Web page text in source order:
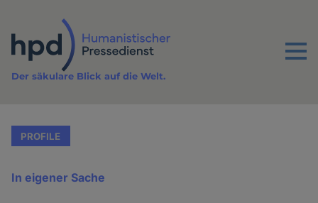
Inhalt
Menu
Der säkulare Blick auf die Welt.
PROFILE
In eigener Sache